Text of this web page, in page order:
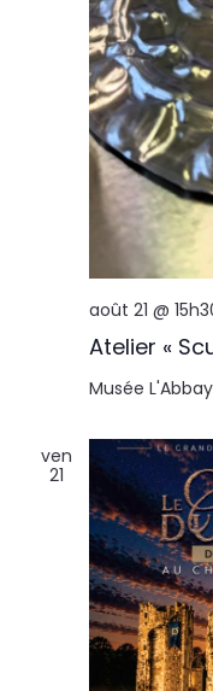
Atelier «
août 21 @
Musée
ven
21